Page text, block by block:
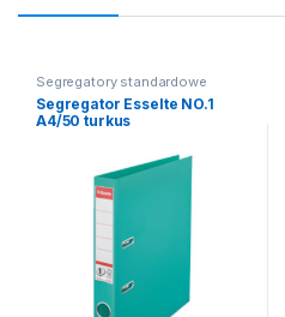
Segregatory standardowe
Segregator Esselte NO.1
A4/50 turkus